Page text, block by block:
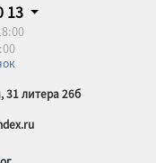
13
31 литера 26б